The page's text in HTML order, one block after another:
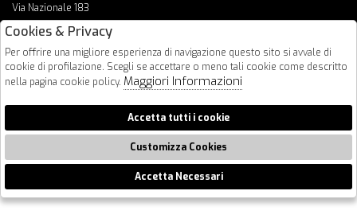
Via Nazionale 183
64026 Roseto Degli Abruzzi
info@bigbagshoponline.it
follow us
2026 BigBag - P.iva : 00916940679 Powered by
🍪
Cookies & Privacy
Per offrire una migliore esperienza di navigazione questo sito si avvale di
cookie di profilazione. Scegli se accettare o meno tali cookie come descritto
nella pagina cookie policy. Maggiori Informazioni
Accetta tutti i cookie
Customizza Cookies
Accetta Necessari